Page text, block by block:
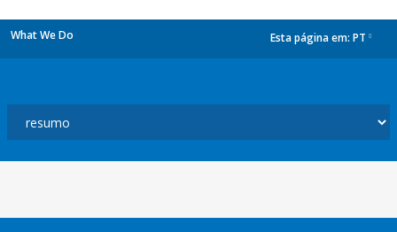
What We Do Esta página em: PT